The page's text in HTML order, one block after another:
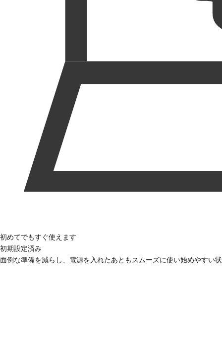
初めてでもすぐ使えます
初期設定済み
面倒な準備を減らし、電源を入れたあともスムーズに使い始めやすい